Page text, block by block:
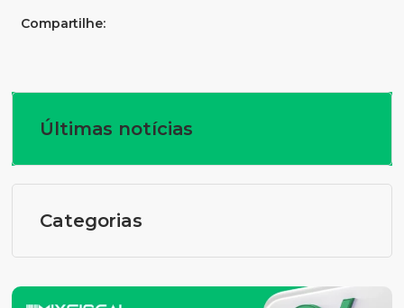
Compartilhe:
Últimas notícias
Categorias